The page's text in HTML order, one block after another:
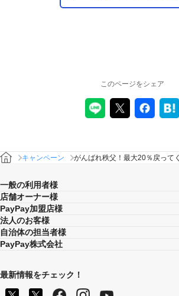
す。PayPay株式会社が指定する場合
複適用されることはありません。
本キャンペーンが適用される場合に
同時開催する他の総付キャンペーン
が上限です（仮にそれぞれ適用する
（2020年9月1日～2021年3月31日）
れるものであり、2021年4月1日以降
キャンペーン内容および適用条件を予
合や、キャンペーン自体を予告なく中
ます。
ヤフーカード以外のクレジットカード
意ください。
このページをシェア
キャンペーン がんばれ秩父！最大20％戻って
一般の利用者様
店舗オーナー様
PayPay加盟店様
法人のお客様
自治体の担当者様
PayPay株式会社
最新情報をチェック！